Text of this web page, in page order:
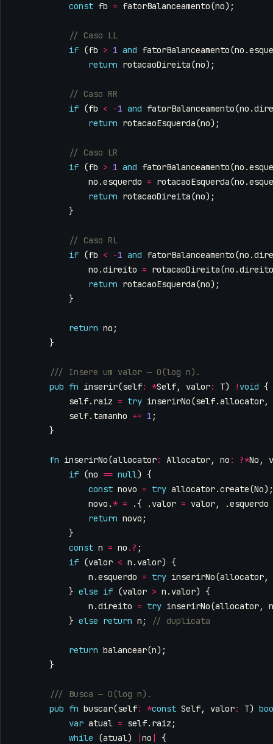
const fb = fatorBalanceamento(no);
if (fb > 1 and fatorBalanceamento(no .
return rotacaoDireita(no);
if (fb < -1 and fatorBalanceamento(no .
return rotacaoEsquerda(no);
if (fb > 1 and fatorBalanceamento(no .
no .esquerdo = rotacaoEsquerda(no .
return rotacaoDireita(no);
}
if (fb < -1 and fatorBalanceamento(no .
no .direito = rotacaoDireita(no .direito
return rotacaoEsquerda(no);
}
return no ;
}
pub fn inserir(self: *Self, valor: T) ! void {
self. raiz = try inserirNo(self.allocator,
self. tamanho += 1 ;
}
fn inserirNo(allocator: Allocator, no : ?*No ,
if (no == null) {
const novo = try allocator.create(No);
novo . * = .{ . valor = valor, .esquerdo
return novo ;
}
const n = no . ? ;
if (valor < n . valor) {
n .esquerdo = try inserirNo(allocator,
} else if (valor > n . valor) {
n .direito = try inserirNo(allocator,
n
} else return n ;
return balancear(n);
}
pub fn buscar(self: *const Self, valor: T)
var atual = self. raiz ;
while
(atual) |no |
{